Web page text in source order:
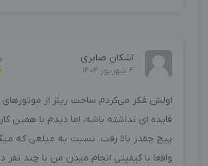
اشکان صابری
4 شهریور 1404
اولش فکر می‌کردم ساخت ریلز از
فایده ای نداشته باشه، اما دیدم با همین
پیج چقدر بالا رفت. نسبت به مبلغی که
واقعا با کیفیتی انجام میدن من با چند نفر